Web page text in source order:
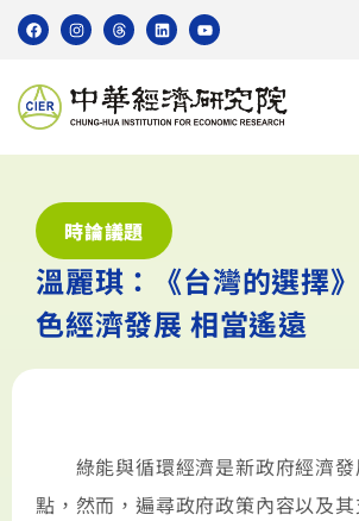
時論議題
溫麗琪：《台灣的選擇
色經濟發展 相當遙遠
綠能與循環經濟是新政府經濟發
點，然而，遍尋政府政策內容以及